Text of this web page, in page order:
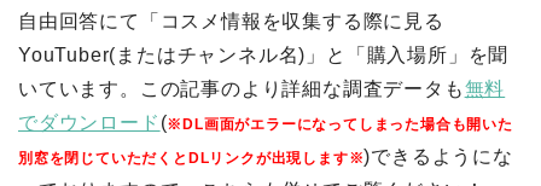
自由回答にて「コスメ情報を収集する際に見る
YouTuber(またはチャンネル名)」と「購入場所」を聞
いています。この記事のより詳細な調査データも無料
でダウンロード (※DL画面がエラーになってしまった場合も開いた
別窓を閉じていただくとDLリンクが出現します※)できるようにな